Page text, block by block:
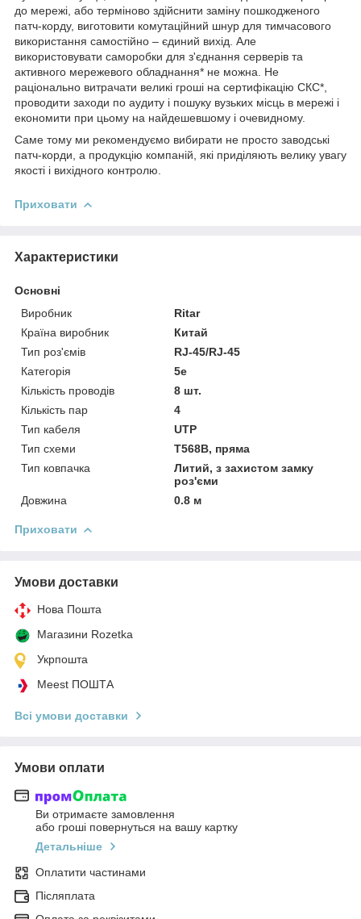
до мережі, або терміново здійснити заміну пошкодженого
патч-корду, виготовити комутаційний шнур для тимчасового
використання самостійно – єдиний вихід. Але
використовувати саморобки для з'єднання серверів та
активного мережевого обладнання* не можна. Не
раціонально витрачати великі гроші на сертифікацію СКС*,
проводити заходи по аудиту і пошуку вузьких місць в мережі і
економити при цьому на найдешевшому і очевидному.
Саме тому ми рекомендуємо вибирати не просто заводські
патч-корди, а продукцію компаній, які приділяють велику увагу
якості і вихідного контролю.
Приховати
Характеристики
Основні
Виробник
Ritar
Країна виробник
Китай
Тип роз'ємів
RJ-45/RJ-45
Категорія
5e
Кількість проводів
8 шт.
Кількість пар
4
Тип кабеля
UTP
Тип схеми
Т568В, пряма
Тип ковпачка
Литий, з захистом замку
роз'єми
Довжина
0.8 м
Приховати
Умови доставки
Нова Пошта
Магазини Rozetka
Укрпошта
Meest ПОШТА
Всі умови доставки
Умови оплати
Ви отримаєте замовлення
або гроші повернуться на вашу картку
Детальніше
Оплатити частинами
Післяплата